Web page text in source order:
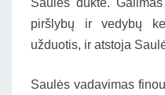
Saulės duktė.
piršlybų ir vedybų
užduotis, ir atstoja
Saulės vadavimas